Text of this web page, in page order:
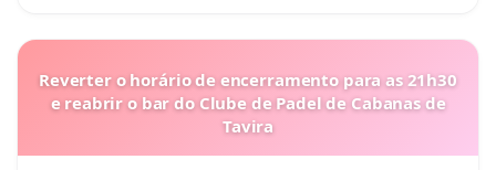
Reverter o horário de encerramento para as 21h30
e reabrir o bar do Clube de Padel de Cabanas de
Tavira